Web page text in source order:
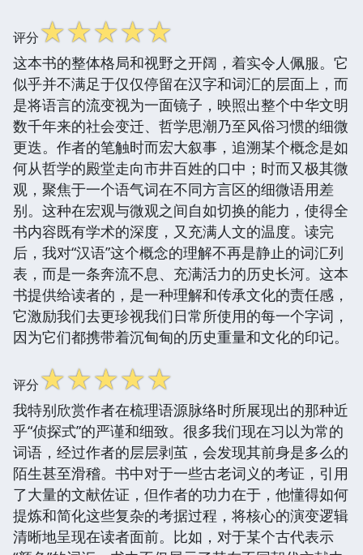
评分☆☆☆☆☆
这本书的整体格局和视野之开阔，着实令人佩服。它
似乎并不满足于仅仅停留在汉字和词汇的层面上，而
是将语言的流变视为一面镜子，映照出整个中华文明
数千年来的社会变迁、哲学思潮乃至风俗习惯的细微
更迭。作者的笔触时而宏大叙事，追溯某个概念是如
何从哲学的殿堂走向市井百姓的口中；时而又极其微
观，聚焦于一个语气词在不同方言区的细微语用差
别。这种在宏观与微观之间自如切换的能力，使得全
书内容既有学术的深度，又充满人文的温度。读完
后，我对“汉语”这个概念的理解不再是静止的词汇列
表，而是一条奔流不息、充满活力的历史长河。这本
书提供给读者的，是一种理解和传承文化的责任感，
它激励我们去更珍视我们日常所使用的每一个字词，
因为它们都携带着沉甸甸的历史重量和文化的印记。
评分☆☆☆☆☆
我特别欣赏作者在梳理语源脉络时所展现出的那种近
乎“侦探式”的严谨和细致。很多我们现在习以为常的
词语，经过作者的层层剥茧，会发现其前身是多么的
陌生甚至滑稽。书中对于一些古老词义的考证，引用
了大量的文献佐证，但作者的功力在于，他懂得如何
提炼和简化这些复杂的考据过程，将核心的演变逻辑
清晰地呈现在读者面前。比如，对于某个古代表示